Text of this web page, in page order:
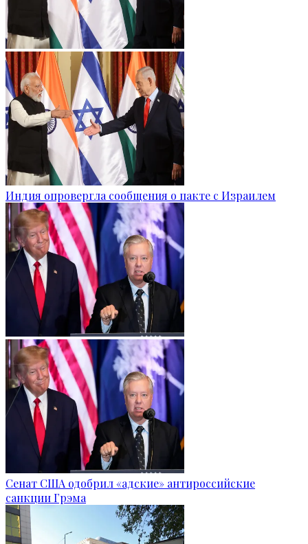
Индия опровергла сообщения о пакте с Израилем
Сенат США одобрил «адские» антироссийские
санкции Грэма